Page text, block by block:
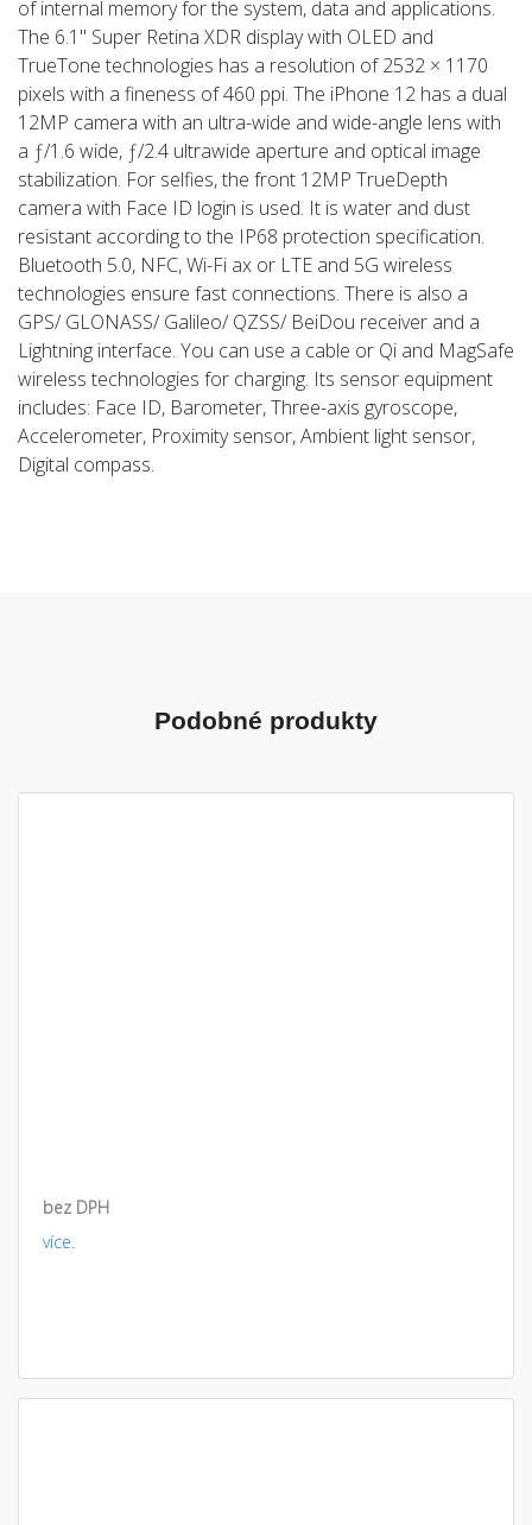
of internal memory for the system, data and applications.
The 6.1" Super Retina XDR display with OLED and
TrueTone technologies has a resolution of 2532 × 1170
pixels with a fineness of 460 ppi. The iPhone 12 has a dual
12MP camera with an ultra-wide and wide-angle lens with
a ƒ/1.6 wide, ƒ/2.4 ultrawide aperture and optical image
stabilization. For selfies, the front 12MP TrueDepth
camera with Face ID login is used. It is water and dust
resistant according to the IP68 protection specification.
Bluetooth 5.0, NFC, Wi-Fi ax or LTE and 5G wireless
technologies ensure fast connections. There is also a
GPS/ GLONASS/ Galileo/ QZSS/ BeiDou receiver and a
Lightning interface. You can use a cable or Qi and MagSafe
wireless technologies for charging. Its sensor equipment
includes: Face ID, Barometer, Three-axis gyroscope,
Accelerometer, Proximity sensor, Ambient light sensor,
Digital compass.
Podobné produkty
bez DPH
více.